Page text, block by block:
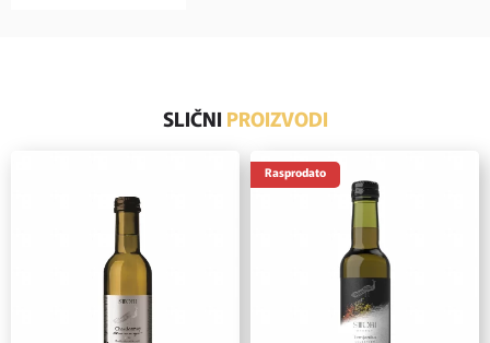
SLIČNI PROIZVODI
Rasprodato